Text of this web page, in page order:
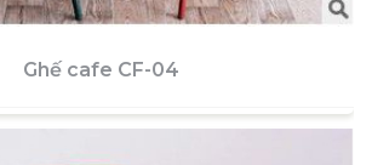
Ghế cafe CF-04